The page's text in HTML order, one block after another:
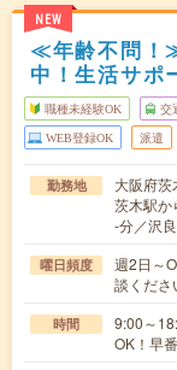
NEW
≪年齢不問！
中！生活サポ
職種未経験OK 交
WEB登録OK 派遣
勤務地
大阪府茨
茨木駅か
-分／沢
曜日頻度
週2日～
談くださ
時間
9:00～
OK！早